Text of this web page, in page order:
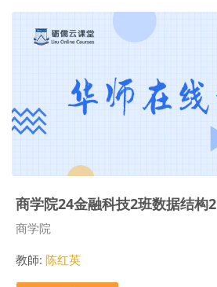
商学院24金融科技2班数据结构2
課程類別
商学院
教師: 陈红英